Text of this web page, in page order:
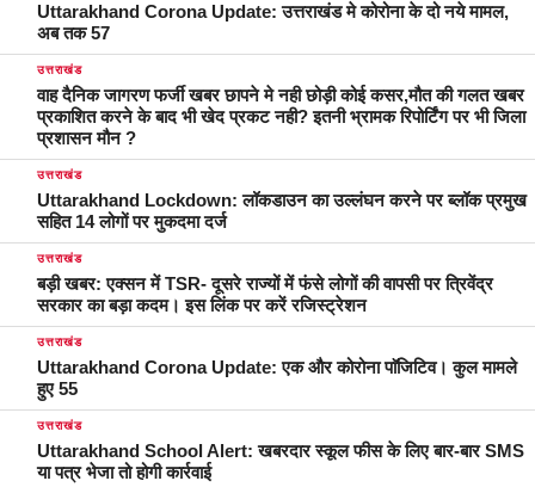
Uttarakhand Corona Update: उत्तराखंड मे कोरोना के दो नये मामल,
अब तक 57
उत्तराखंड
वाह दैनिक जागरण फर्जी खबर छापने मे नही छोड़ी कोई कसर,मौत की गलत खबर
प्रकाशित करने के बाद भी खेद प्रकट नही? इतनी भ्रामक रिपोर्टिंग पर भी जिला
प्रशासन मौन ?
उत्तराखंड
Uttarakhand Lockdown: लॉकडाउन का उल्लंघन करने पर ब्लॉक प्रमुख
सहित 14 लोगों पर मुकदमा दर्ज
उत्तराखंड
बड़ी खबर: एक्सन में TSR- दूसरे राज्यों में फंसे लोगों की वापसी पर त्रिवेंद्र
सरकार का बड़ा कदम। इस लिंक पर करें रजिस्ट्रेशन
उत्तराखंड
Uttarakhand Corona Update: एक और कोरोना पाॅजिटिव। कुल मामले
हुए 55
उत्तराखंड
Uttarakhand School Alert: खबरदार स्कूल फीस के लिए बार-बार SMS
या पत्र भेजा तो होगी कार्रवाई